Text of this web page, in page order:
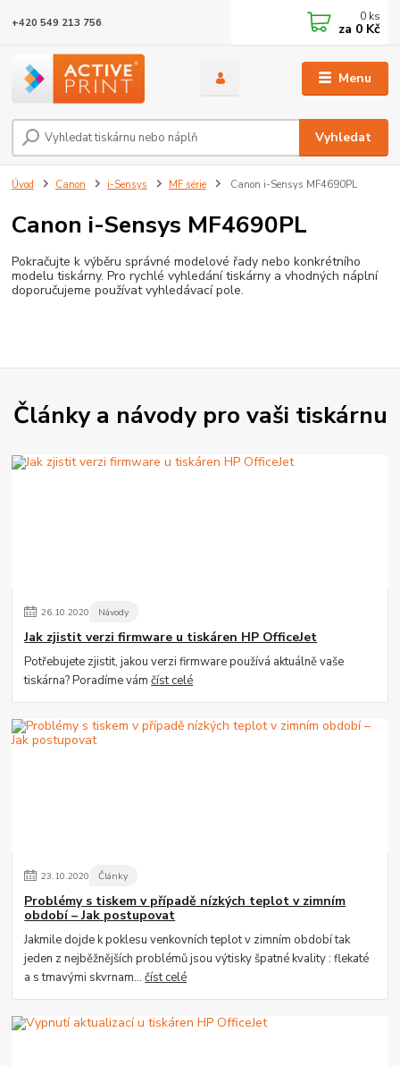
Menu
Vyhledat
+420 549 213 756 0 ks
za 0 Kč
Úvod Canon i-Sensys MF série Canon i-Sensys MF4690PL
Canon i-Sensys MF4690PL
Pokračujte k výběru správné modelové řady nebo konkrétního
modelu tiskárny. Pro rychlé vyhledání tiskárny a vhodných náplní
doporučujeme používat vyhledávací pole.
Články a návody pro vaši tiskárnu
26.10.2020 Návody
Jak zjistit verzi firmware u tiskáren HP OfficeJet
Potřebujete zjistit, jakou verzi firmware používá aktuálně vaše
tiskárna? Poradíme vámčíst celé
23.10.2020 Články
Problémy s tiskem v případě nízkých teplot v zimním
období – Jak postupovat
Jakmile dojde k poklesu venkovních teplot v zimním období tak
jeden z nejběžnějších problémů jsou výtisky špatné kvality : flekaté
a s tmavými skvrnam...číst celé